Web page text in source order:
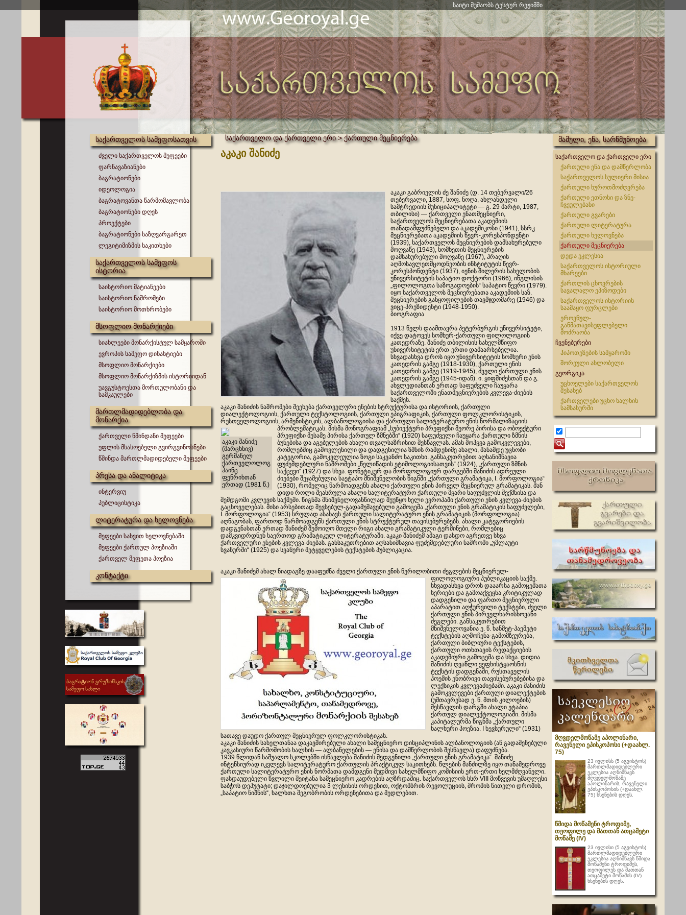
საიტი მუშაობს ტესტურ რეჟიმში
საქართველოს სამეფოსათვის
ძველი საქართველოს მეფეები
ფარნავაზიანები
ბაგრატიონები
იდეოლოგია
ბაგრატოვანთა წარმომავლობა
ბაგრატიონები დღეს
პროექტები
ბაგრატიონები საზღვარგარეთ
ლეგიტიმიზმის საკითხები
საქართველოს სამეფოს
ისტორია
საისტორიო მატიანეები
საისტორიო ნაშრომები
საისტორიო მოთხრობები
მსოფლიო მონარქიები
სიახლეები მონარქისტულ სამყაროში
ევროპის სამეფო დინასტიები
მსოფლიო მონარქიები
მსოფლიო მონარქიზმის ისტორიიდან
უავგუსტოესთა მორთულობანი და
სამკაულები
მართლმადიდებლობა და
მონარქია
ქართველი წმინდანი მეფეები
უფლის მსასოებელი გვირგვინოსნები
წმინდა მართლმადიდებელი მეფეები
პრესა და ანალიტიკა
ინტერვიუ
პუბლიცისტიკა
ლიტერატურა და ხელოვნება
მეფეები სახვით ხელოვნებაში
მეფეები ქართულ პოეზიაში
ქართველ მეფეთა პოეზია
კონტაქტი
საქართველო და ქართველი ერი > ქართული მეცნიერება
აკაკი შანიძე
აკაკი გაბრიელის ძე შანიძე (დ. 14 თებერვალი/26
თებერვალი, 1887, სოფ. ნოღა, ახლანდელი
სამტრედიის მუნიციპალიტეტი — გ. 29 მარტი, 1987,
თბილისი) — ქართველი ენათმეცნიერი,
საქართველოს მეცნიერებათა აკადემიის
თანადამფუძნებელი და აკადემიკოსი (1941), სსრკ
მეცნიერებათა აკადემიის წევრ-კორესპონდენტი
(1939), საქართველოს მეცნიერების დამსახურებული
მოღვაწე (1943), სომხეთის მეცნიერების
დამსახურებული მოღვაწე (1967), პრაღის
აღმოსავლეთმცოდნეობის ინსტიტუტის წევრ-
კორესპონდენტი (1937), იენის შილერის სახელობის
უნივერსიტეტის საპატიო დოქტორი (1966), ინგლისის
„ფილოლოგთა საზოგადოების“ საპატიო წევრი (1979).
იყო საქართველოს მეცნიერებათა აკადემიის საზ.
მეცნიერების განყოფილების თავმჯდომარე (1946) და
ვიცე-პრეზიდენტი (1948-1950).
ბიოგრაფია
1913 წელს დაამთავრა პეტერბურგის უნივერსიტეტი,
იქვე დატოვეს სომხურ-ქართული ფილოლოგიის
კათედრაზე. შანიძე თბილისის სახელმწიფო
უნივერსიტეტის ერთ-ერთი დამაარსებელია.
სხვადასხვა დროს იყო უნივერსიტეტის სომხური ენის
კათედრის გამგე (1918-1930), ქართული ენის
კათედრის გამგე (1919-1945), ძველი ქართული ენის
კათედრის გამგე (1945-იდან). ი. ყიფშიძესთან და გ.
ახვლედიანთან ერთად საფუძველი ჩაუყარა
საქართველოში ენათმეცნიერების კვლევა-ძიების
საქმეს.
აკაკი შანიძის ნაშრომები შეეხება ქართველური ენების სტრუქტურისა და ისტორიის, ქართული
დიალექტოლოგიის, ქართული ტექსტოლოგიის, ქართული ეპიგრაფიკის, ქართული ფოლკლორისტიკის,
რუსთველოლოგიის, არმენისტიკის, ალბანოლოგიისა და ქართული სალიტერატურო ენის ნორმალიზაციის
პრობლემატიკას. მისმა მონოგრაფიამ „სუბიექტური პრეფიქსი მეორე პირისა და
აკაკი შანიძე
(მარცხნივ)
გერმანელ
ქართველოლოგ
ჰაინც
ფენრიხთან
ერთად (1981 წ.)
ობოექტური
პრეფიქსი მესამე პირისა ქართულ ზმნებში“ (1920) საფუძველი ჩაუყარა ქართული ზმნის
ბუნებისა და აგებულების ახალი თვალსაზრისით შესწავლას. ამას მოჰყვა გამოკვლევები,
რომლებშიც გამოვლენილი და დადგენილია ზმნის რამდენიმე ახალი, მანამდე უცნობი
კატეგორია, გამოკვლეულია ზოგი საკვანძო საკითხი. განსაკუთრებით აღსანიშნავია
ფუძემდებლური ნაშრომები „წელიწადის ეტიმოლოგიისათვის“ (1924), „ქართული ზმნის
საქცევი“ (1927) და სხვა. ფონეტიკურ და მორფოლოგიურ დარგებში შანიძის ადრეული
ძიებები შეჯამებულია საეტაპო მნიშვნელობის წიგნში „ქართული გრამატიკა, I. მორფოლოგია“
(1930), რომელიც წარმოადგენს ახალი ქართული ენის პირველ მეცნიერულ გრამატიკას. მან
დიდი როლი შეასრულა ახალი სალიტერატურო ქართული მყარი საფუძვლის შექმნისა და
შემდგომი კვლევის საქმეში. წიგნმა მნიშვნელოვანწილად შეუწყო ხელი ევროპაში ქართული ენის კვლევა-ძიების
გაცხოველებას. მისი არსებითად შევსებულ-გადამუშავებული გამოცემა „ქართული ენის გრამატიკის საფუძვლები,
I. მორფოლოგია“ (1953) სრულად ასახავს ქართული სალიტერატურო ენის გრამატიკის (მორფოლოგია)
აღნაგობას, ფართოდ წარმოადგენს ქართული ენის სტრუქტურულ თავისებურებებს. ახალი კატეგორიების
დადგენასთან ერთად შანიძემ შემოიღო მთელი რიგი ახალი გრამატიკული ტერმინები, რომლებიც
დამკვიდრდნენ საერთოდ გრამატიკულ ლიტერატურაში. აკაკი შანიძემ ამაგი დასდო აგრეთვე სხვა
ქართველური ენების კვლევა-ძიებას. განსაკუთრებით აღსანიშნავია ფუძემდებლური ნაშრომი „უმლაუტი
სვანურში“ (1925) და სვანური მეტყველების ტექსტების პუბლიკაცია.
აკაკი შანიძემ ახალ ნიადაგზე დააფუძნა ძველი ქართული ენის წერილობითი ძეგლების მეცნიერულ-
ფილოლოგიური პუბლიკაციის საქმე.
სხვადასხვა დროს დააარსა გამოცემათა
სერიები და გამოაქვეყნა კრიტიკულად
დადგენილი და ფართო მეცნიერული
აპარატით აღჭურვილი ტექსტები, ძველი
ქართული ენის პირველხარისხოვანი
ძეგლები. განსაკუთრებით
მნიშვნელოვანია ე. წ. ხანმეტ-ჰაემეტი
ტექსტების აღმოჩენა-გამომზეურება,
ქართული ბიბლიური ტექსტების,
ქართული ოთხთავის რედაქციების
აკადემიური გამოცემა და სხვა. დიდია
შანიძის ღვაწლი ვეფხისტყაოსნის
ტექსტის დადგენაში, რუსთაველის
პოემის ენობრივი თავისებურებებისა და
ლექსიკის კვლევაძიებაში. აკაკი შანიძის
გამოკვლევები ქართული დიალექტების
(უმთავრესად ე. წ. მთის კილოების)
შესწავლის დარგში ახალი ეტაპია
ქართულ დიალექტოლოგიაში. მისმა
კაპიტალურმა წიგნმა „ქართული
ხალხური პოეზია. I ხევსურული“ (1931)
სათავე დაუდო ქართულ მეცნიერულ ფოლკლორისტიკას.
აკაკი შანიძის სახელთანაა დაკავშირებული ახალი სამეცნიერო დისციპლინის ალბანოლოგიის (აწ გადაშენებული
კავკასიური წარმოშობის ხალხის — ალბანელების — ენისა და დამწერლობის შესწავლა) დაფუძნება.
1939 წლიდან საშუალო სკოლებში ისწავლება შანიძის შედგენილი „ქართული ენის გრამატიკა“. შანიძე
ინტენსიურად იკვლევს სალიტერატურო ქართულის პრაქტიკულ საკითხებს. წლების მანძილზე იყო თანამედროვე
ქართული სალიტერატურო ენის ნორმათა დამდგენი მუდმივი სახელმწიფო კომისიის ერთ-ერთი ხელმძღვანელი.
ფასდაუდებელი წვლილი შეიტანა სამეცნიერო კადრების აღზრდაშიც. საქართველოს სსრ VIII მოწვევის უმაღლესი
საბჭოს დეპუტატი; დაჯილდოებულია 3 ლენინის ორდენით, ოქტომბრის რევოლუციის, შრომის წითელი დროშის,
„საპატიო ნიშნის“, ხალხთა მეგობრობის ორდენებითა და მედლებით.
მამული, ენა, სარწმუნოება
საქართველო და ქართველი ერი
ქართული ენა და დამწერლობა
საქართველოს სულიერი მისია
ქართული ხუროთმოძღვრება
ქართული ეთნოსი და ზნე-
ჩვეულებანი
ქართული გვარები
ქართული ლიტერატურა
ქართული ხელოვნება
ქართული მეცნიერება
დედა ეკლესია
საქართველოს ისტორიული
მხარეები
ქართლის ცხოვრების
სავალალო ეპიზოდები
საქართველოს ისტორიის
საამაყო ფურცლები
ეროვნულ-
განმათავისუფლებელი
მოძრაობა
ჩვენებურები
ჰიპოთეზების სამყაროში
შორეული ახლობელი
გეორგიკა
უცხოელები საქართველოს
შესახებ
ქართველები უცხო ხალხის
სამსახურში
მღვდელმოწამე აპოლინარი,
რავენელი ეპისკოპოსი (+დაახლ.
75)
23 ივლისს (5 აგვისტოს)
მართლმადიდებლური
ეკლესია აღნიშნავს
მღვდელმოწამე
აპოლინარის, რავენელი
ეპისკოპოსის (+დაახლ.
75) ხსენების დღეს.
წმიდა მოწამენი ტროფიმე,
თეოფილე და მათთან ათცამეტი
მოწამე (IV)
23 ივლისი (5 აგვისტოს)
მართლმადიდებლური
ეკლესია აღნიშნავს წმიდა
მოწამენი ტროფიმეს,
თეოფილეს და მათთან
ათცამეტი მოწამის (IV)
ხსენების დღეს.